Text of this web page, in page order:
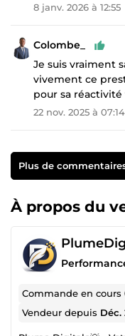
8 janv. 2026 à 12:55
Colombe_
Je suis vraiment
vivement ce
pour sa
22 nov. 2025 à 07:14
Plus de
À propos du
Commande en cours
Vendeur depuis Déc.